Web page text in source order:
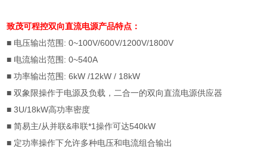
致茂可程控双向直流电源产品特点：
■ 电压输出范围: 0~100V/600V/1200V/1800V
■ 电流输出范围: 0~540A
■功率输出范围: 6kW /12kW / 18kW
■双象限操作于电源及负载，二合一的双向直流电源供应器
■ 3U/18kW高功率密度
■简易主/从并联&串联*1操作可达540kW
■ 定功率操作下允许多种电压和电流组合输出